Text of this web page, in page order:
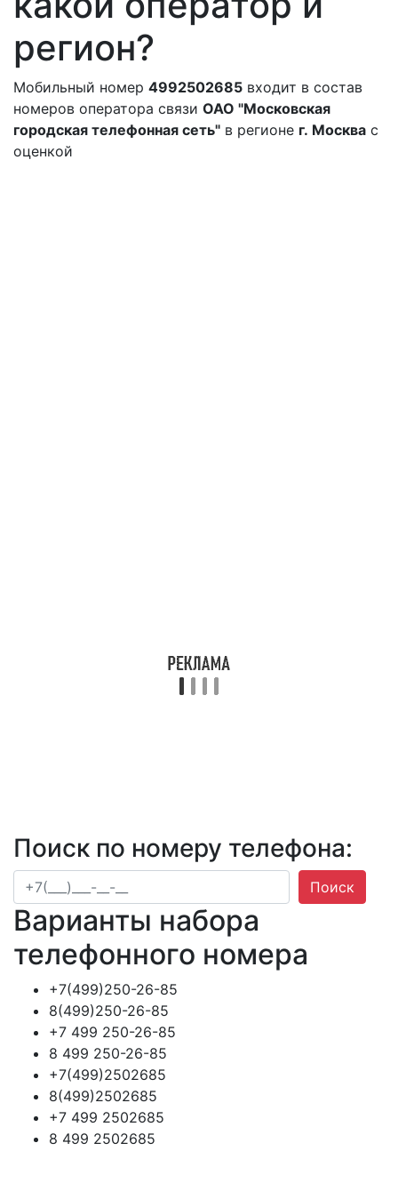
регион?
Мобильный номер 4992502685 входит в состав
номеров оператора связи ОАО "Московская
городская телефонная сеть" в регионе г. Москва с
оценкой
Поиск по номеру телефона:
Поиск
Варианты набора
телефонного номера
+7(499)250-26-85
8(499)250-26-85
+7 499 250-26-85
8 499 250-26-85
+7(499)2502685
8(499)2502685
+7 499 2502685
8 499 2502685